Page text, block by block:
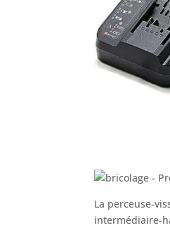
La perceuse-
intermédiaire-